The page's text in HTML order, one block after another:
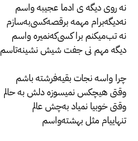
نه‌ روی‌ دیگه ی ادما عجیبه واسم
نه‌دیگه‌برام مهمه برقصه‌کسی‌به‌سازم
نه‌ تب‌میکنم برا کسی‌که‌نمیره واسم
ديگه مهم نی جفت شیش نشینه‌تاسم
چرا‌‌ واسه نجات بقیه‌فرشته باشم
وقتی هیچکس نمیسوزه دلش به حالم
وقتی خوبیا نمیاد به‌چش عالم
تنهاییام مثل بهشته‌واسم